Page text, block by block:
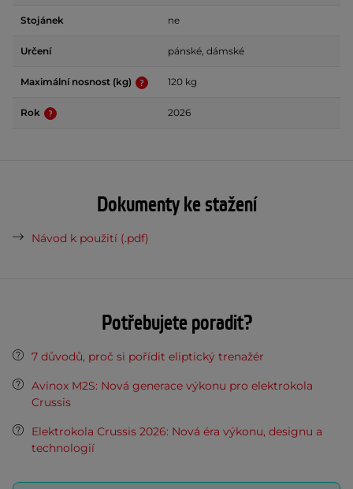
Stojánek ne
Určení pánské, dámské
Maximální nosnost (kg) 120 kg
Rok 2026
Dokumenty ke stažení
Návod k použití (.pdf)
Potřebujete poradit?
7 důvodů, proč si pořídit eliptický trenažér
Avinox M2S: Nová generace výkonu pro elektrokola
Crussis
Elektrokola Crussis 2026: Nová éra výkonu, designu a
technologií